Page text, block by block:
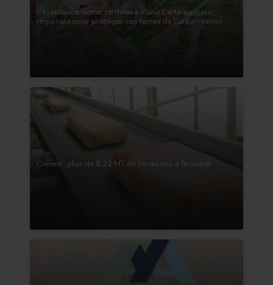
Casablanca-Settat se dotera d’une Carte agricole
régionale pour protéger ses terres de l’urbanisation
Ciment : plus de 8,22 MT de livraisons à fin juillet